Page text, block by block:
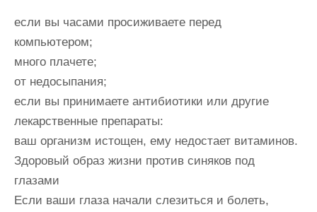
если вы часами просиживаете перед
компьютером;
много плачете;
от недосыпания;
если вы принимаете антибиотики или другие
лекарственные препараты:
ваш организм истощен, ему недостает витаминов.
Здоровый образ жизни против синяков под
глазами
Если ваши глаза начали слезиться и болеть,